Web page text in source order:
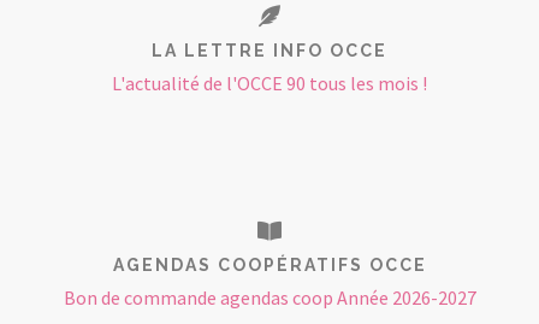
LA LETTRE INFO OCCE
L'actualité de l'OCCE 90 tous les mois !
AGENDAS COOPÉRATIFS OCCE
Bon de commande agendas coop Année 2026-2027